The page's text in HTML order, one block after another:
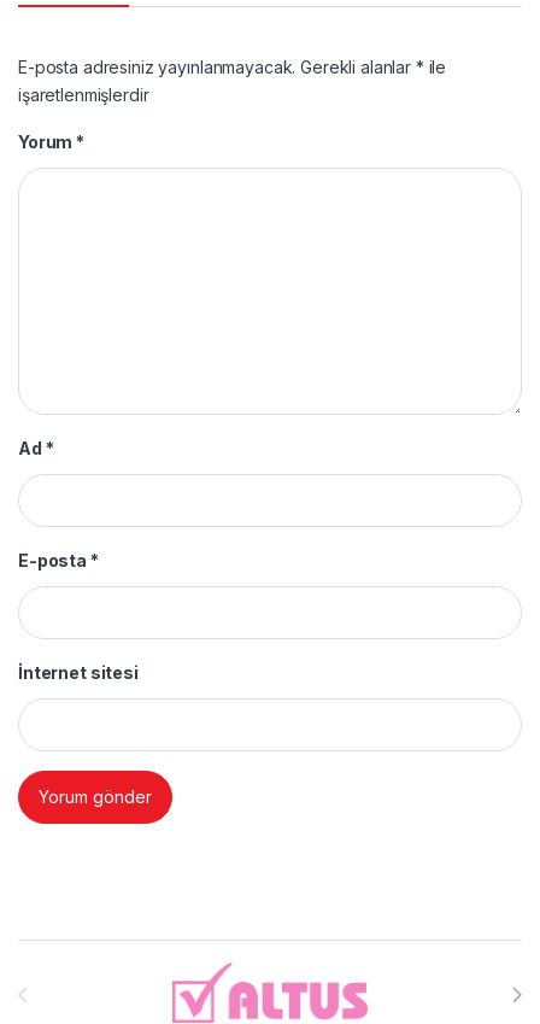
E-posta adresiniz yayınlanmayacak. Gerekli alanlar * ile
işaretlenmişlerdir
Yorum *
Ad *
E-posta *
İnternet sitesi
Brands Carousel